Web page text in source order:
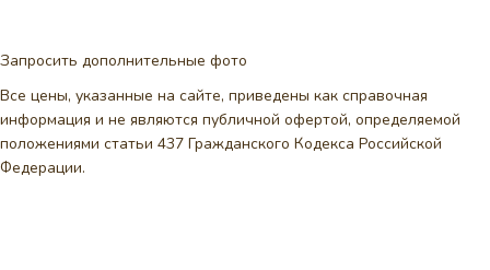
Запросить дополнительные фото
Все цены, указанные на сайте, приведены как справочная
информация и не являются публичной офертой, определяемой
положениями статьи 437 Гражданского Кодекса Российской
Федерации.